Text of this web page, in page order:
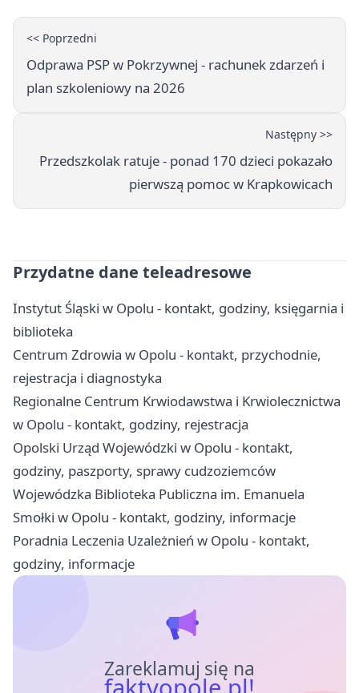
<< Poprzedni
Odprawa PSP w Pokrzywnej - rachunek zdarzeń i
plan szkoleniowy na 2026
Następny >>
Przedszkolak ratuje - ponad 170 dzieci pokazało
pierwszą pomoc w Krapkowicach
Przydatne dane teleadresowe
Instytut Śląski w Opolu - kontakt, godziny, księgarnia i
biblioteka
Centrum Zdrowia w Opolu - kontakt, przychodnie,
rejestracja i diagnostyka
Regionalne Centrum Krwiodawstwa i Krwiolecznictwa
w Opolu - kontakt, godziny, rejestracja
Opolski Urząd Wojewódzki w Opolu - kontakt,
godziny, paszporty, sprawy cudzoziemców
Wojewódzka Biblioteka Publiczna im. Emanuela
Smołki w Opolu - kontakt, godziny, informacje
Poradnia Leczenia Uzależnień w Opolu - kontakt,
godziny, informacje
Zareklamuj się na